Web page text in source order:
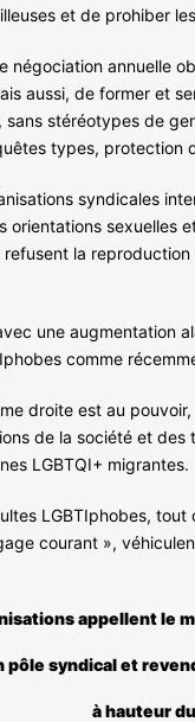
et de prohiber
négociation annuelle
aussi, de former et
stéréotypes de
types,
syndicales
sexuelles
la
une augmentation
comme
droite est au
de la société et
LGBTQI+ migrantes.
LGBTIphobes,
courant »,
appellent le
pôle syndical et
à hauteur